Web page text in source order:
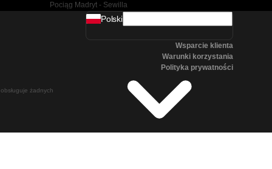
Pociąg Madryt - Sewilla
Pociąg Barcelona - Malaga
Pociąg Seul - Pusan
żadnych
Polski
Wsparcie klienta
Warunki korzystania
Polityka prywatności